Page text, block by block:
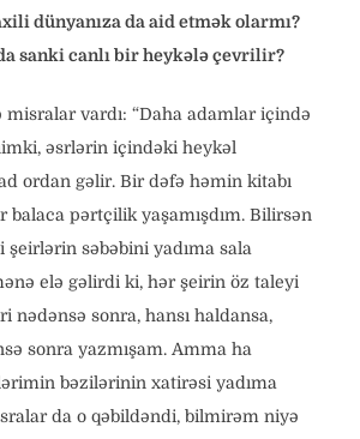
dünyanıza da aid etmək olarmı?
sanki canlı bir heykələ çevrilir?
misralar vardı: “Daha adamlar içində
əsrlərin içindəki heykəl
ad ordan gəlir. Bir dəfə həmin kitabı
balaca pərtçilik yaşamışdım. Bilirsən
şeirlərin səbəbini yadıma sala
elə gəlirdi ki, hər şeirin öz taleyi
nədənsə sonra, hansı haldansa,
sonra yazmışam. Amma ha
bəzilərinin xatirəsi yadıma
da o qəbildəndi, bilmirəm niyə